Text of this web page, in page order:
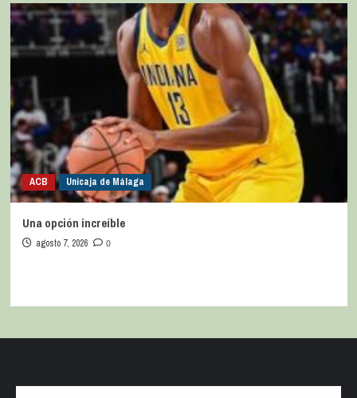
ACB Unicaja de Málaga
Una opción increíble
agosto 7, 2026 0